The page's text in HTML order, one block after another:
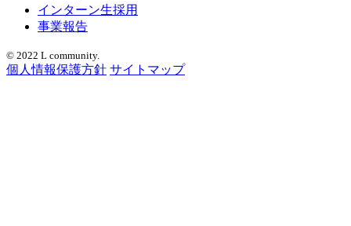
インターン生採用
事業報告
© 2022 L community.
個人情報保護方針 サイトマップ